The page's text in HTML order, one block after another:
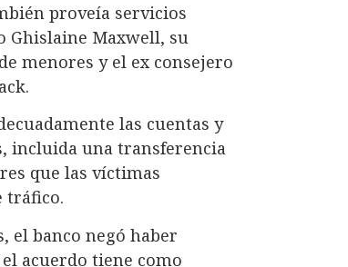
proveía servicios
Ghislaine Maxwell, su
menores y el ex consejero
las cuentas y
incluida una transferencia
que las víctimas
tráfico.
el banco negó haber
acuerdo tiene como